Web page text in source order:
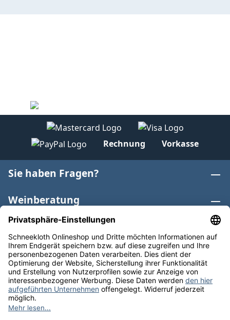
Rechnung Vorkasse
Sie haben Fragen?
Weinberatung
Informationen
Weinkategorien
Internationaler Wein
* Alle Preise inkl. gesetzl. Mehrwertsteuer zzgl.